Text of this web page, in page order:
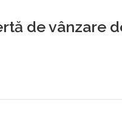
de vânzare